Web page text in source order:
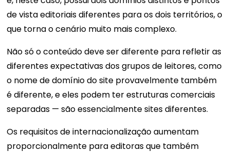
de vista editoriais diferentes para os dois territórios, o
que torna o cenário muito mais complexo.
Não só o conteúdo deve ser diferente para refletir as
diferentes expectativas dos grupos de leitores, como
o nome de domínio do site provavelmente também
é diferente, e eles podem ter estruturas comerciais
separadas — são essencialmente sites diferentes.
Os requisitos de internacionalização aumentam
proporcionalmente para editoras que também